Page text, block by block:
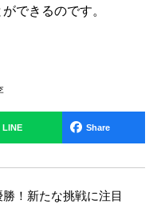
できるのです。
LINE Share
！新たな挑戦に注目